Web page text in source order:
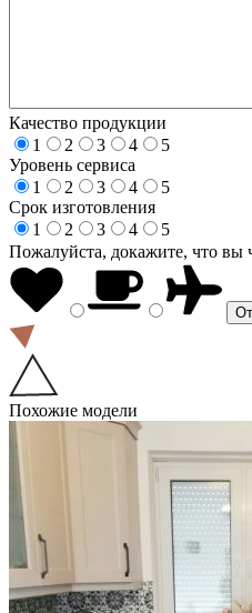
Качество продукции
1
2 3 4
5
Уровень сервиса
1
2 3 4
5
Срок изготовления
1
2 3 4
5
Пожалуйста, докажите, что вы
Похожие модели